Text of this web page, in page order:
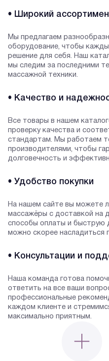
• Широкий
Мы предлагаем
оборудование, чтобы
решение для себя. Наш
мы следим за последними
массажной техники.
• Качество и
Все товары в нашем
проверку качества и
стандартам. Мы работаем
производителями, чтобы
долговечность и
• Удобство покупки
На нашем сайте вы можете
массажёры с доставкой на
способы оплаты и быструю
можно скорее насладиться
• Консультации и
Наша команда готова
ответить на все ваши
профессиональные
каждом клиенте и
максимально приятным.